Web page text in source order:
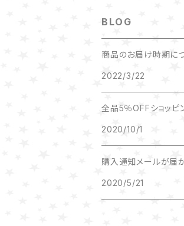
BLOG
商品のお届け時期に
2022/3/22
全品5％OFFショッピ
2020/10/1
購入通知メールが届
2020/5/21